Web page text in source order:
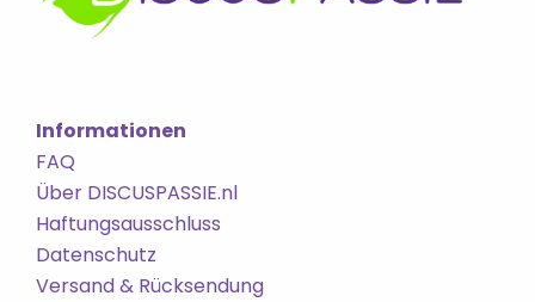
Informationen
FAQ
Über DISCUSPASSIE.nl
Haftungsausschluss
Datenschutz
Versand & Rücksendung